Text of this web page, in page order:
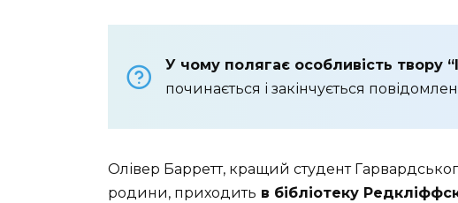
У чому полягає особливість твору
починається і закінчується
Олівер Барретт, кращий студент
родини, приходить в бібліотеку